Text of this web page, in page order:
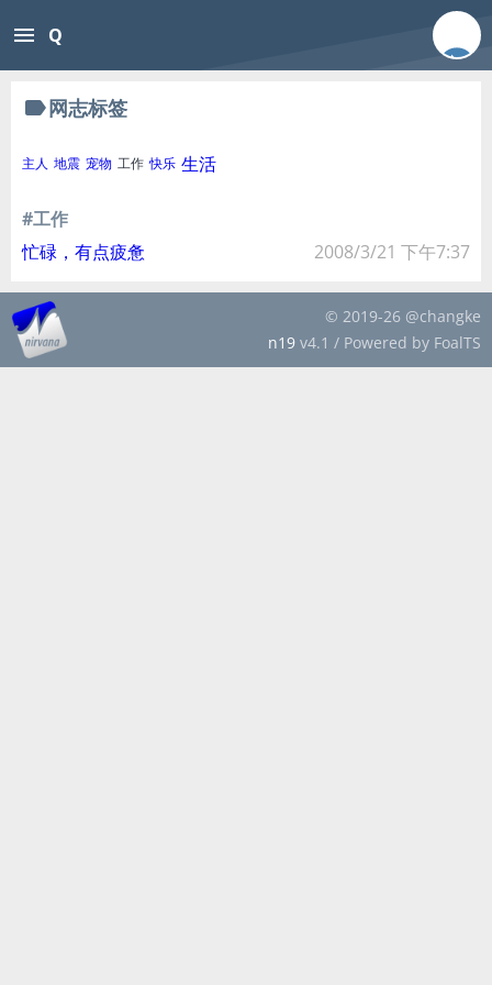
menu Q
label网志标签
主人 地震 宠物 工作 快乐 生活
#工作
忙碌，有点疲惫
2008/3/21 下午7:37
© 2019-26 @changke
n19 v4.1 / Powered by FoalTS